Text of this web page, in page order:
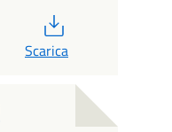
Scarica